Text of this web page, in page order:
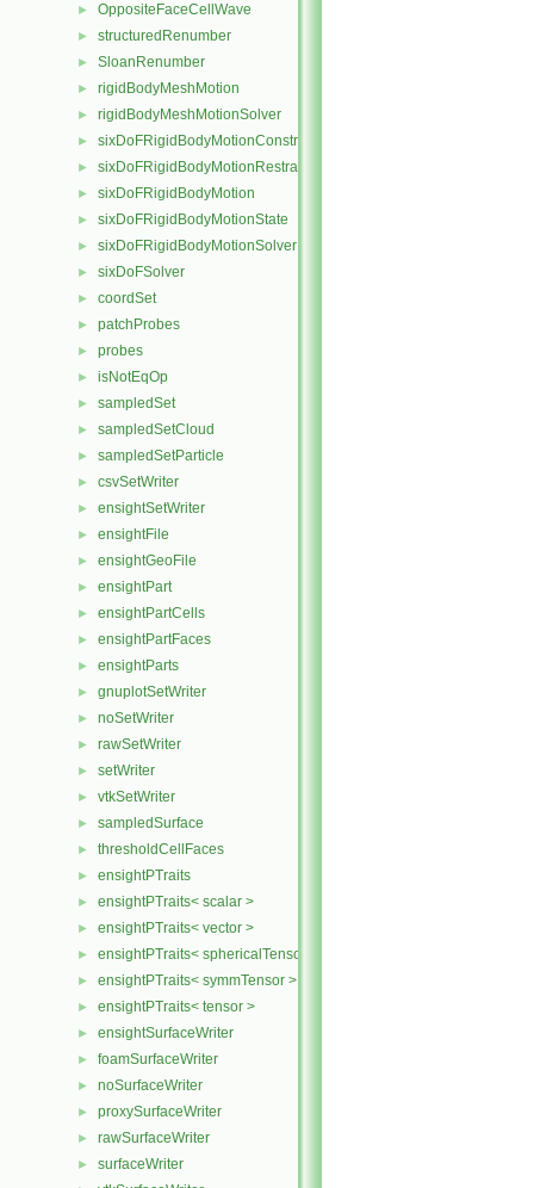
► OppositeFaceCellWave
► structuredRenumber
► SloanRenumber
► rigidBodyMeshMotion
► rigidBodyMeshMotionSolver
► sixDoFRigidBodyMotionConstraint
► sixDoFRigidBodyMotionRestraint
► sixDoFRigidBodyMotion
► sixDoFRigidBodyMotionState
► sixDoFRigidBodyMotionSolver
► sixDoFSolver
► coordSet
► patchProbes
► probes
► isNotEqOp
► sampledSet
► sampledSetCloud
► sampledSetParticle
► csvSetWriter
► ensightSetWriter
► ensightFile
► ensightGeoFile
► ensightPart
► ensightPartCells
► ensightPartFaces
► ensightParts
► gnuplotSetWriter
► noSetWriter
► rawSetWriter
► setWriter
► vtkSetWriter
► sampledSurface
► thresholdCellFaces
► ensightPTraits
► ensightPTraits< scalar >
► ensightPTraits< vector >
► ensightPTraits< sphericalTensor >
► ensightPTraits< symmTensor >
► ensightPTraits< tensor >
► ensightSurfaceWriter
► foamSurfaceWriter
► noSurfaceWriter
► proxySurfaceWriter
► rawSurfaceWriter
► surfaceWriter